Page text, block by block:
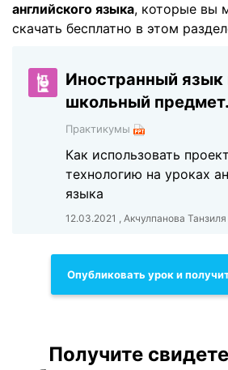
английского языка, которые вы
скачать бесплатно в этом
Иностранный язык
школьный предмет.
Практикумы
Как использовать
технологию на уроках
языка
12.03.2021 , Акчулпанова
Опубликовать урок и
Получите